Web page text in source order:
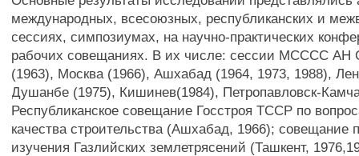
международных, всесоюзных, республиканских и
сессиях, симпозиумах, на научно-практических
рабочих совещаниях. В их числе: сессии МСССС АН
(1963), Москва (1966), Ашхабад (1964, 1973, 1988),
Душанбе (1975), Кишинев(1984), Петропавловск-
Республиканское совещание Госстроя ТССР по
качества строительства (Ашхабад, 1966); совещание
изучения Газлийских землетрясений (Ташкент,